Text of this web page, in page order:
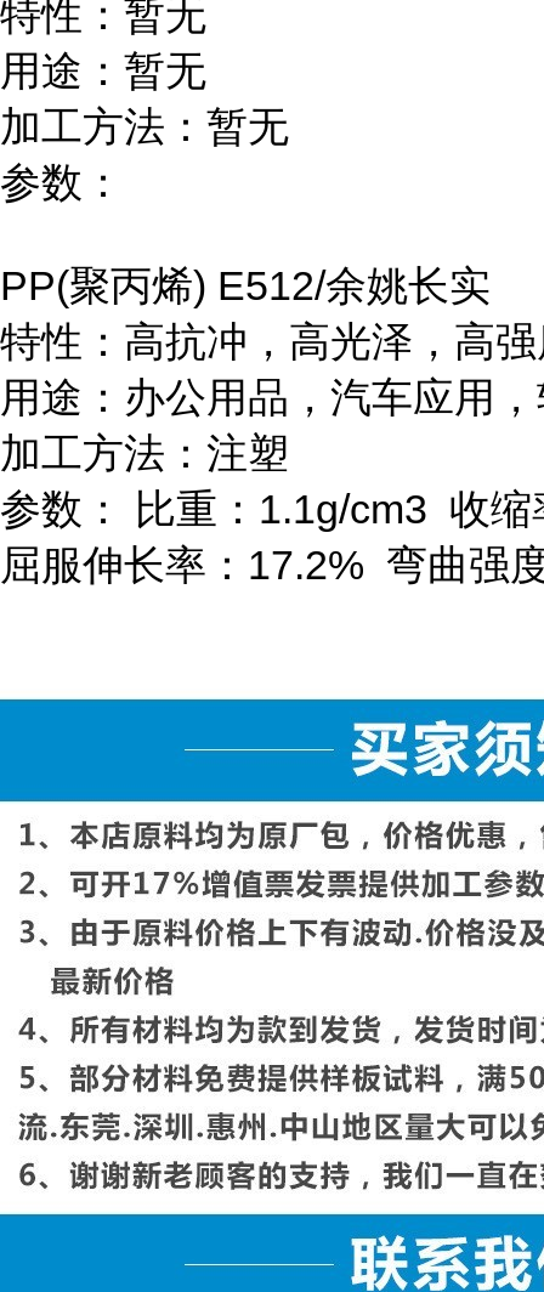
特性：暂无
用途：暂无
加工方法：暂无
参数：
PP(聚丙烯) E512/余姚长实
特性：高抗冲，高光泽，高
用途：办公用品，汽车应用
加工方法：注塑
参数：
比重： 1.1g/cm3 收缩
屈服伸长率： 17.2% 弯曲强